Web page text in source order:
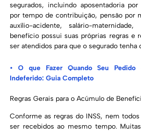
segurados, incluindo aposentadoria
por tempo de contribuição, pensão por
auxílio-acidente, salário-
benefício possui suas próprias regras e
ser atendidos para que o segurado tenha
• O que Fazer Quando Seu Pedido
Indeferido: Guia Completo
Regras Gerais para o Acúmulo de
Conforme as regras do INSS, nem
ser recebidos ao mesmo tempo.